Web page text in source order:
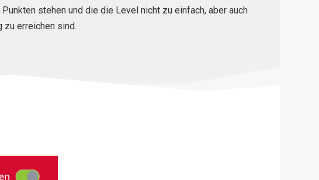
stehen und die die Level nicht zu einfach, aber auch
zu erreichen sind.